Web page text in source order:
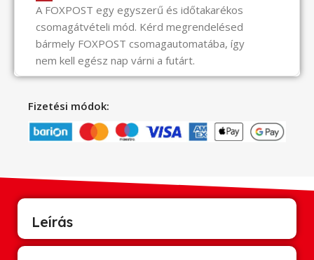
A FOXPOST egy egyszerű és időtakarékos
csomagátvételi mód. Kérd megrendelésed
bármely FOXPOST csomagautomatába, így
nem kell egész nap várni a futárt.
Fizetési módok:
Leírás